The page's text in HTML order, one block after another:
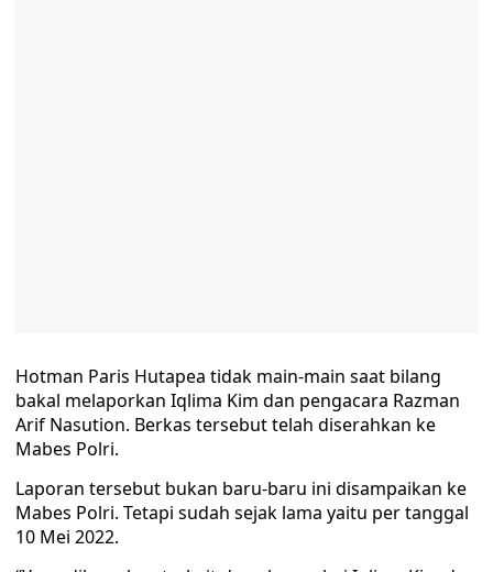
Hotman Paris Hutapea tidak main-main saat bilang
bakal melaporkan Iqlima Kim dan pengacara Razman
Arif Nasution. Berkas tersebut telah diserahkan ke
Mabes Polri.
Laporan tersebut bukan baru-baru ini disampaikan ke
Mabes Polri. Tetapi sudah sejak lama yaitu per tanggal
10 Mei 2022.